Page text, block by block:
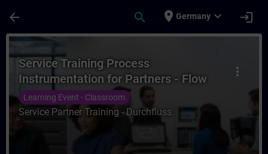
arrow_back search place Germany expand_more login
Kurs - Service Training Process
more_vert
Service Training Process
Instrumentation for Partners - Flow
Learning Event - Classroom
Service Partner Training - Durchfluss.